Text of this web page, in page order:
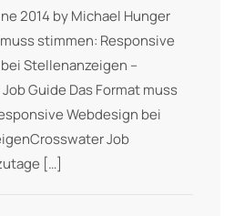
2014 by Michael Hunger
stimmen: Responsive
Stellenanzeigen –
Guide Das Format muss
Webdesign bei
Job
[…]